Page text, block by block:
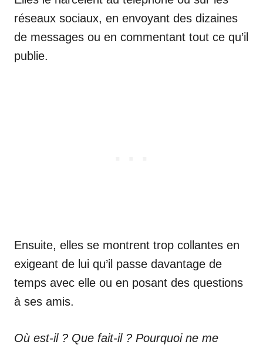
réseaux sociaux, en envoyant des dizaines
de messages ou en commentant tout ce qu’il
publie.
Ensuite, elles se montrent trop collantes en
exigeant de lui qu’il passe davantage de
temps avec elle ou en posant des questions
à ses amis.
Où est-il ? Que fait-il ? Pourquoi ne me